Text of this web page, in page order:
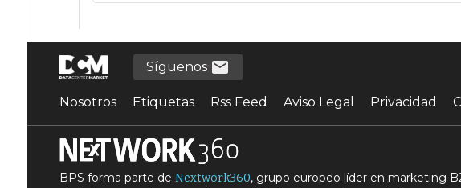
Síguenos
Nosotros Etiquetas Rss Feed Aviso Legal Privacidad
BPS forma parte de Nextwork360, grupo europeo líder en marketing